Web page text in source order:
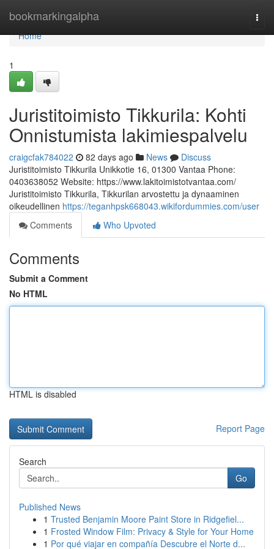
bookmarkingalpha
Home
Home
1
Juristitoimisto Tikkurila: Kohti
Onnistumista lakimiespalvelu
craigcfak784022 82 days ago News
Discuss
Juristitoimisto Tikkurila Unikkotie 16, 01300 Vantaa Phone:
0403638052 Website: https://www.lakitoimistotvantaa.com/
Juristitoimisto Tikkurila, Tikkurilan arvostettu ja dynaaminen
oikeudellinen https://teganhpsk668043.wikifordummies.com/user
Comments
Who Upvoted
Comments
Submit a Comment
No HTML
HTML is disabled
Report Page
Search
Go
Published News
1 Trusted Benjamin Moore Paint Store in Ridgefiel...
1 Frosted Window Film: Privacy & Style for Your Home
1 Por qué viajar en compañía Descubre el Norte d...